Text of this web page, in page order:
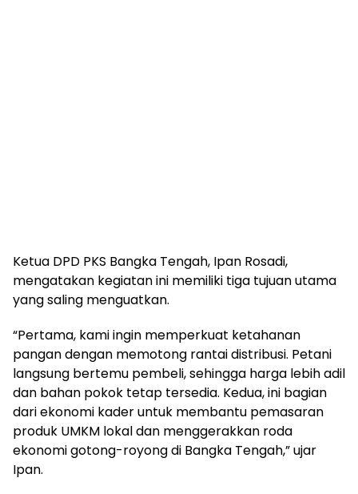
Ketua DPD PKS Bangka Tengah, Ipan Rosadi,
mengatakan kegiatan ini memiliki tiga tujuan utama
yang saling menguatkan.
“Pertama, kami ingin memperkuat ketahanan
pangan dengan memotong rantai distribusi. Petani
langsung bertemu pembeli, sehingga harga lebih adil
dan bahan pokok tetap tersedia. Kedua, ini bagian
dari ekonomi kader untuk membantu pemasaran
produk UMKM lokal dan menggerakkan roda
ekonomi gotong-royong di Bangka Tengah,” ujar
Ipan.